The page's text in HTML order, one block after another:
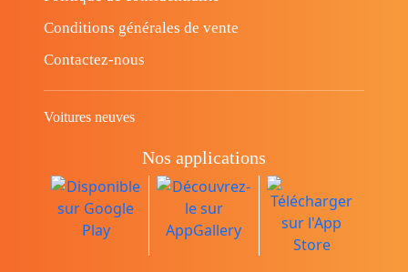
Conditions générales de vente
Contactez-nous
Voitures neuves
Nos applications